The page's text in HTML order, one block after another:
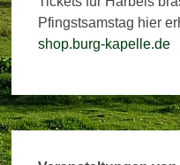
Pfingstsamstag hier
shop.burg-kapelle.de